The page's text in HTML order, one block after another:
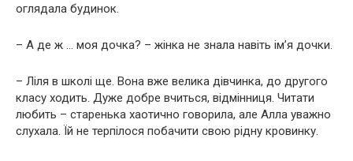
оглядала будинок.
– А де ж … моя дочка? – жінка не знала навіть ім’я дочки.
– Ліля в школі ще. Вона вже велика дівчинка, до другого
класу ходить. Дуже добре вчиться, відмінниця. Читати
любить – старенька хаотично говорила, але Алла уважно
слухала. Їй не терпілося побачити свою рідну кpoвинку.